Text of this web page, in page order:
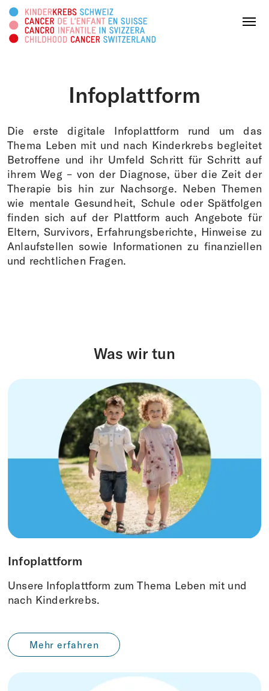
Menu
Über uns
Tätigkeitsbereiche
Survivorship
Infoplattform
SPENDEN
Diese Webseite durchsuchen
Infoplattform
Die erste digitale Infoplattform rund um das
Thema Leben mit und nach Kinderkrebs begleitet
Betroffene und ihr Umfeld Schritt für Schritt auf
ihrem Weg – von der Diagnose, über die Zeit der
Therapie bis hin zur Nachsorge. Neben Themen
wie mentale Gesundheit, Schule oder Spätfolgen
finden sich auf der Plattform auch Angebote für
Eltern, Survivors, Erfahrungsberichte, Hinweise zu
Anlaufstellen sowie Informationen zu finanziellen
und rechtlichen Fragen.
Was wir tun
Infoplattform
Unsere Infoplattform zum Thema Leben mit und
nach Kinderkrebs.
Mehr erfahren